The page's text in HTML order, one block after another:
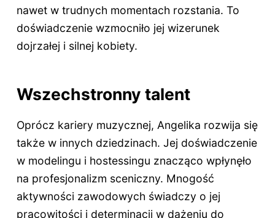
nawet w trudnych momentach rozstania. To
doświadczenie wzmocniło jej wizerunek
dojrzałej i silnej kobiety.
Wszechstronny talent
Oprócz kariery muzycznej, Angelika rozwija się
także w innych dziedzinach. Jej doświadczenie
w modelingu i hostessingu znacząco wpłynęło
na profesjonalizm sceniczny. Mnogość
aktywności zawodowych świadczy o jej
pracowitości i determinacji w dążeniu do